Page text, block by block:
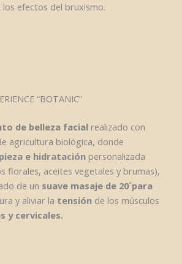
los efectos del bruxismo.
“BOTANIC”
de belleza facial realizado con
agricultura biológica, donde
e hidratación personalizada
florales, aceites vegetales y brumas),
de un suave masaje de 20´para
y aliviar la tensión de los músculos
y cervicales.